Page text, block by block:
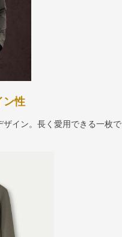
ン性
イン。長く愛用できる一枚で